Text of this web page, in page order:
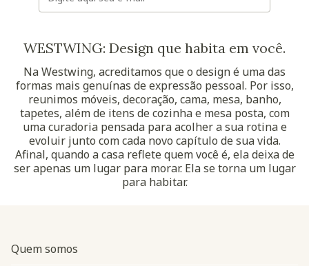
WESTWING: Design que habita em você.
Na Westwing, acreditamos que o design é uma das
formas mais genuínas de expressão pessoal. Por isso,
reunimos móveis, decoração, cama, mesa, banho,
tapetes, além de itens de cozinha e mesa posta, com
uma curadoria pensada para acolher a sua rotina e
evoluir junto com cada novo capítulo de sua vida.
Afinal, quando a casa reflete quem você é, ela deixa de
ser apenas um lugar para morar. Ela se torna um lugar
para habitar.
Quem somos